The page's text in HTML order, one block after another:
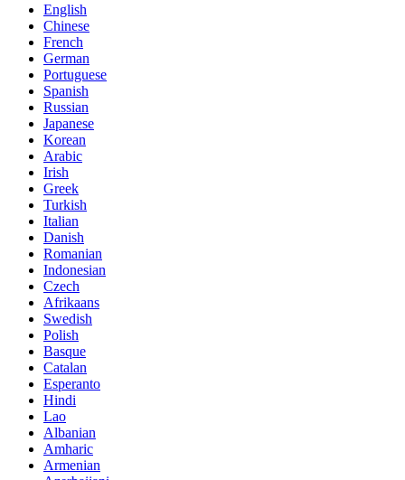
English
Chinese
French
German
Portuguese
Spanish
Russian
Japanese
Korean
Arabic
Irish
Greek
Turkish
Italian
Danish
Romanian
Indonesian
Czech
Afrikaans
Swedish
Polish
Basque
Catalan
Esperanto
Hindi
Lao
Albanian
Amharic
Armenian